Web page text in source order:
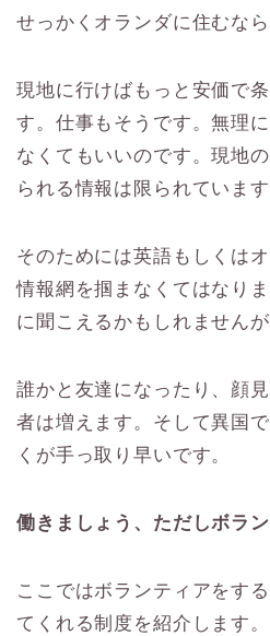
せっかくオランダに住むな
現地に行けばもっと安価で
す。仕事もそうです。無理
なくてもいいのです。現地
られる情報は限られています
そのためには英語もしくは
情報網を掴まなくてはなり
に聞こえるかもしれませんが
誰かと友達になったり、顔
者は増えます。そして異国
くが手っ取り早いです。
働きましょう、ただしボラン
ここではボランティアをす
てくれる制度を紹介します。